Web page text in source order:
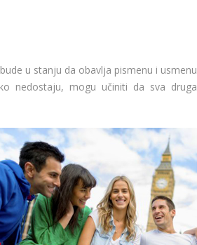
u stanju da obavlja pismenu i usmenu
nedostaju, mogu učiniti da sva druga